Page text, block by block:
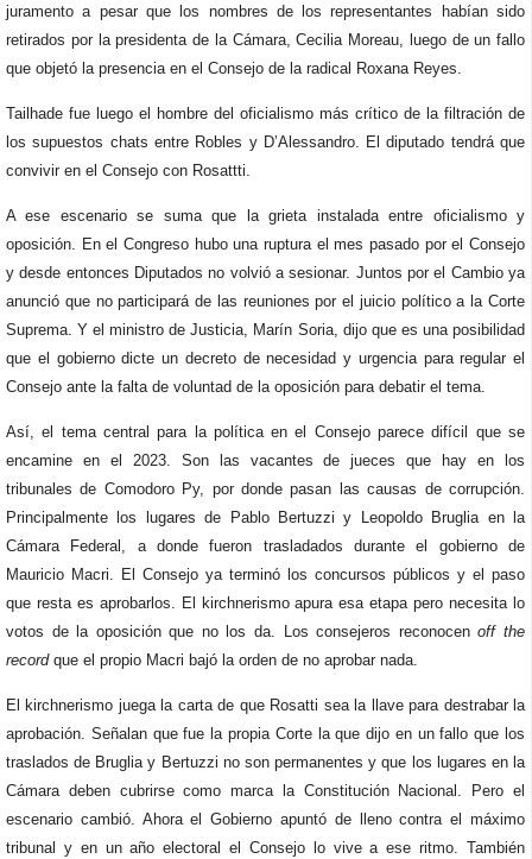
juramento a pesar que los nombres de los representantes habían sido
retirados por la presidenta de la Cámara, Cecilia Moreau, luego de un fallo
que objetó la presencia en el Consejo de la radical Roxana Reyes.
Tailhade fue luego el hombre del oficialismo más crítico de la filtración de
los supuestos chats entre Robles y D’Alessandro. El diputado tendrá que
convivir en el Consejo con Rosattti.
A ese escenario se suma que la grieta instalada entre oficialismo y
oposición. En el Congreso hubo una ruptura el mes pasado por el Consejo
y desde entonces Diputados no volvió a sesionar. Juntos por el Cambio ya
anunció que no participará de las reuniones por el juicio político a la Corte
Suprema. Y el ministro de Justicia, Marín Soria, dijo que es una posibilidad
que el gobierno dicte un decreto de necesidad y urgencia para regular el
Consejo ante la falta de voluntad de la oposición para debatir el tema.
Así, el tema central para la política en el Consejo parece difícil que se
encamine en el 2023. Son las vacantes de jueces que hay en los
tribunales de Comodoro Py, por donde pasan las causas de corrupción.
Principalmente los lugares de Pablo Bertuzzi y Leopoldo Bruglia en la
Cámara Federal, a donde fueron trasladados durante el gobierno de
Mauricio Macri. El Consejo ya terminó los concursos públicos y el paso
que resta es aprobarlos. El kirchnerismo apura esa etapa pero necesita lo
votos de la oposición que no los da. Los consejeros reconocenoff the
recordque el propio Macri bajó la orden de no aprobar nada.
El kirchnerismo juega la carta de que Rosatti sea la llave para destrabar la
aprobación. Señalan que fue la propia Corte la que dijo en un fallo que los
traslados de Bruglia y Bertuzzi no son permanentes y que los lugares en la
Cámara deben cubrirse como marca la Constitución Nacional. Pero el
escenario cambió. Ahora el Gobierno apuntó de lleno contra el máximo
tribunal y en un año electoral el Consejo lo vive a ese ritmo. También